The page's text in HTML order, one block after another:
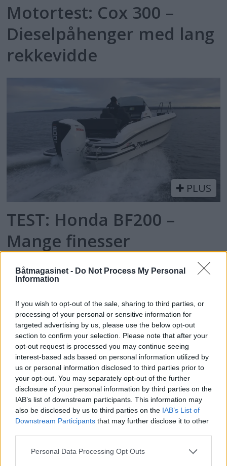
Båtmagasinet - Do Not Process My Personal
Information
If you wish to opt-out of the sale, sharing to third parties, or
processing of your personal or sensitive information for
targeted advertising by us, please use the below opt-out
section to confirm your selection. Please note that after your
opt-out request is processed you may continue seeing
interest-based ads based on personal information utilized by
us or personal information disclosed to third parties prior to
your opt-out. You may separately opt-out of the further
disclosure of your personal information by third parties on the
IAB’s list of downstream participants. This information may
also be disclosed by us to third parties on the IAB’s List of
Downstream Participants that may further disclose it to other
Personal Data Processing Opt Outs
Motortest: Cox 300 –
Dieselpåhenger med lang
rekkevidde
PLUS
TEST: Honda BF200 –
Mange finesser
Topp 10: Disse båtene fikk
flest klikk i Testguiden i
2025